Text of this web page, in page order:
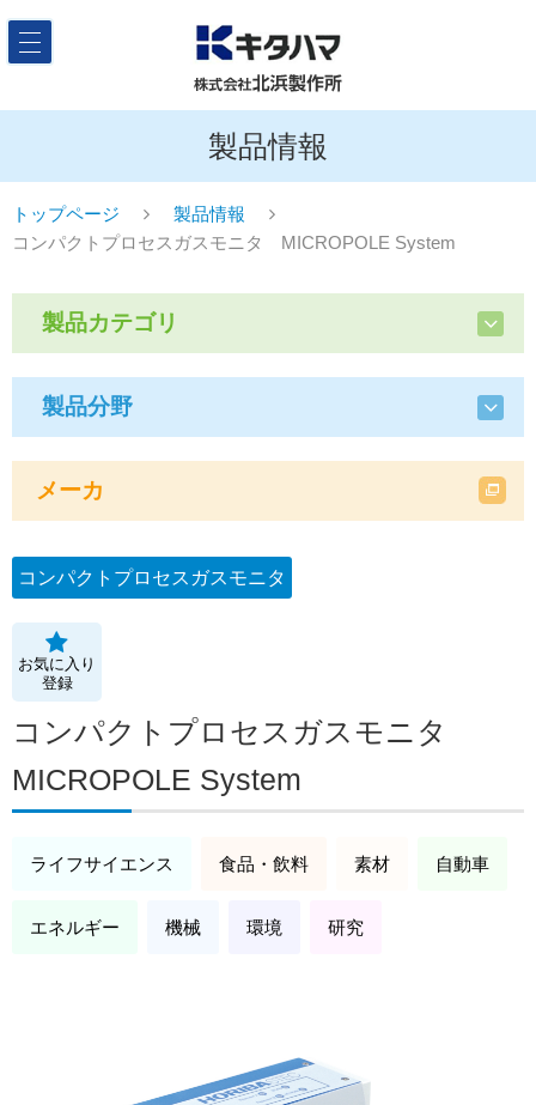
製品情報
トップページ
製品情報
コンパクトプロセスガスモニタ MICROPOLE System
製品カテゴリ
製品分野
メーカ
コンパクトプロセスガスモニタ
お気に入り
登録
コンパクトプロセスガスモニタ
MICROPOLE System
ライフサイエンス 食品・飲料 素材 自動車
エネルギー 機械 環境 研究